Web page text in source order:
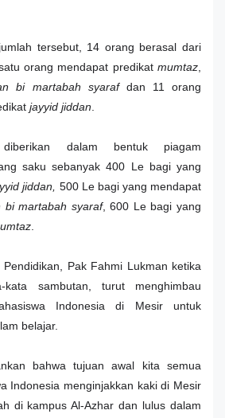
tersebut, 14 orang berasal dari
orang mendapat predikat mumtaz
bi martabah syarafdan 11 orang
jayyid jiddan
dalam bentuk piagam
saku sebanyak 400 Le bagi yang
jiddan,
500 Le bagi yang mendapat
bi martabah syaraf, 600 Le bagi yang
Pak Fahmi Lukman ketika
kata sambutan, turut menghimbau
Indonesia di Mesir untuk
belajar.
bahwa tujuan awal kita semua
Indonesia menginjakkan kaki di Mesir
di kampus Al-Azhar dan lulus dalam